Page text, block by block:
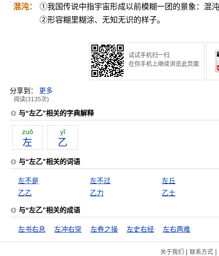
混沌：
①我国传说中指宇宙形成以前模糊一团的景象：混
②形容糊里糊涂、无知无识的样子。
试试手机扫一扫
在你手机上继续浏览此页面
分享到： 更多
阅读(3135次)
与“左乙”相关的字典解释
zuŏ
左
yĭ
乙
与“左乙”相关的词语
左不是 左不过
左丘
乙乙
乙力 乙士
与“左乙”相关的成语
左书右息 左冲右突 左券之操 左史右经 左右两难
关于我们 | 联系方式|